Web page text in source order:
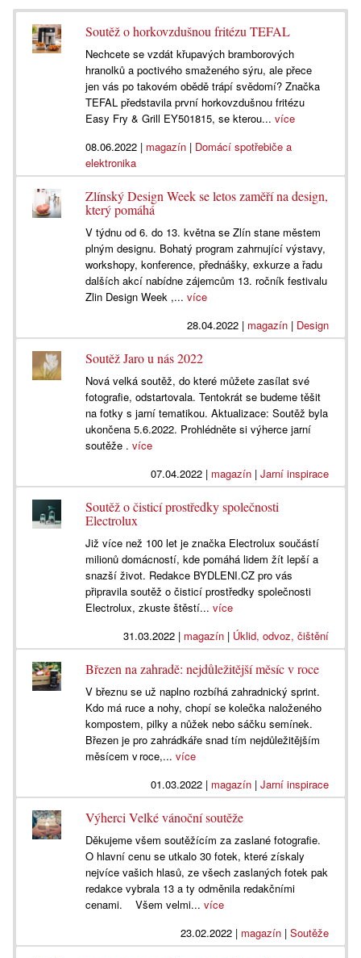
Soutěž o horkovzdušnou fritézu TEFAL
Nechcete se vzdát křupavých bramborových
hranolků a poctivého smaženého sýru, ale přece
jen vás po takovém obědě trápí svědomí? Značka
TEFAL představila první horkovzdušnou fritézu
Easy Fry & Grill EY501815, se kterou...více
08.06.2022 | magazín | Domácí spotřebiče a
elektronika
Zlínský Design Week se letos zaměří na design,
který pomáhá
V týdnu od 6. do 13. května se Zlín stane městem
plným designu. Bohatý program zahrnující výstavy,
workshopy, konference, přednášky, exkurze a řadu
dalších akcí nabídne zájemcům 13. ročník festivalu
Zlin Design Week ,...více
28.04.2022| magazín| Design
Soutěž Jaro u nás 2022
Nová velká soutěž, do které můžete zasílat své
fotografie, odstartovala. Tentokrát se budeme těšit
na fotky s jarní tematikou. Aktualizace: Soutěž byla
ukončena 5.6.2022. Prohlédněte si výherce jarní
soutěže .více
07.04.2022| magazín| Jarní inspirace
Soutěž o čisticí prostředky společnosti
Electrolux
Již více než 100 let je značka Electrolux součástí
milionů domácností, kde pomáhá lidem žít lepší a
snazší život. Redakce BYDLENI.CZ pro vás
připravila soutěž o čisticí prostředky společnosti
Electrolux, zkuste štěstí...více
31.03.2022| magazín| Úklid, odvoz, čištění
Březen na zahradě: nejdůležitější měsíc v roce
V březnu se už naplno rozbíhá zahradnický sprint.
Kdo má ruce a nohy, chopí se kolečka naloženého
kompostem, pilky a nůžek nebo sáčku semínek.
Březen je pro zahrádkáře snad tím nejdůležitějším
měsícem v roce,...více
01.03.2022| magazín| Jarní inspirace
Výherci Velké vánoční soutěže
Děkujeme všem soutěžícím za zaslané fotografie.
O hlavní cenu se utkalo 30 fotek, které získaly
nejvíce vašich hlasů, ze všech zaslaných fotek pak
redakce vybrala 13 a ty odměnila redakčními
cenami. Všem velmi...více
23.02.2022| magazín| Soutěže